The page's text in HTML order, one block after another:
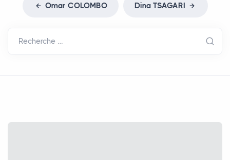
Omar COLOMBO Dina TSAGARI
Recherche …